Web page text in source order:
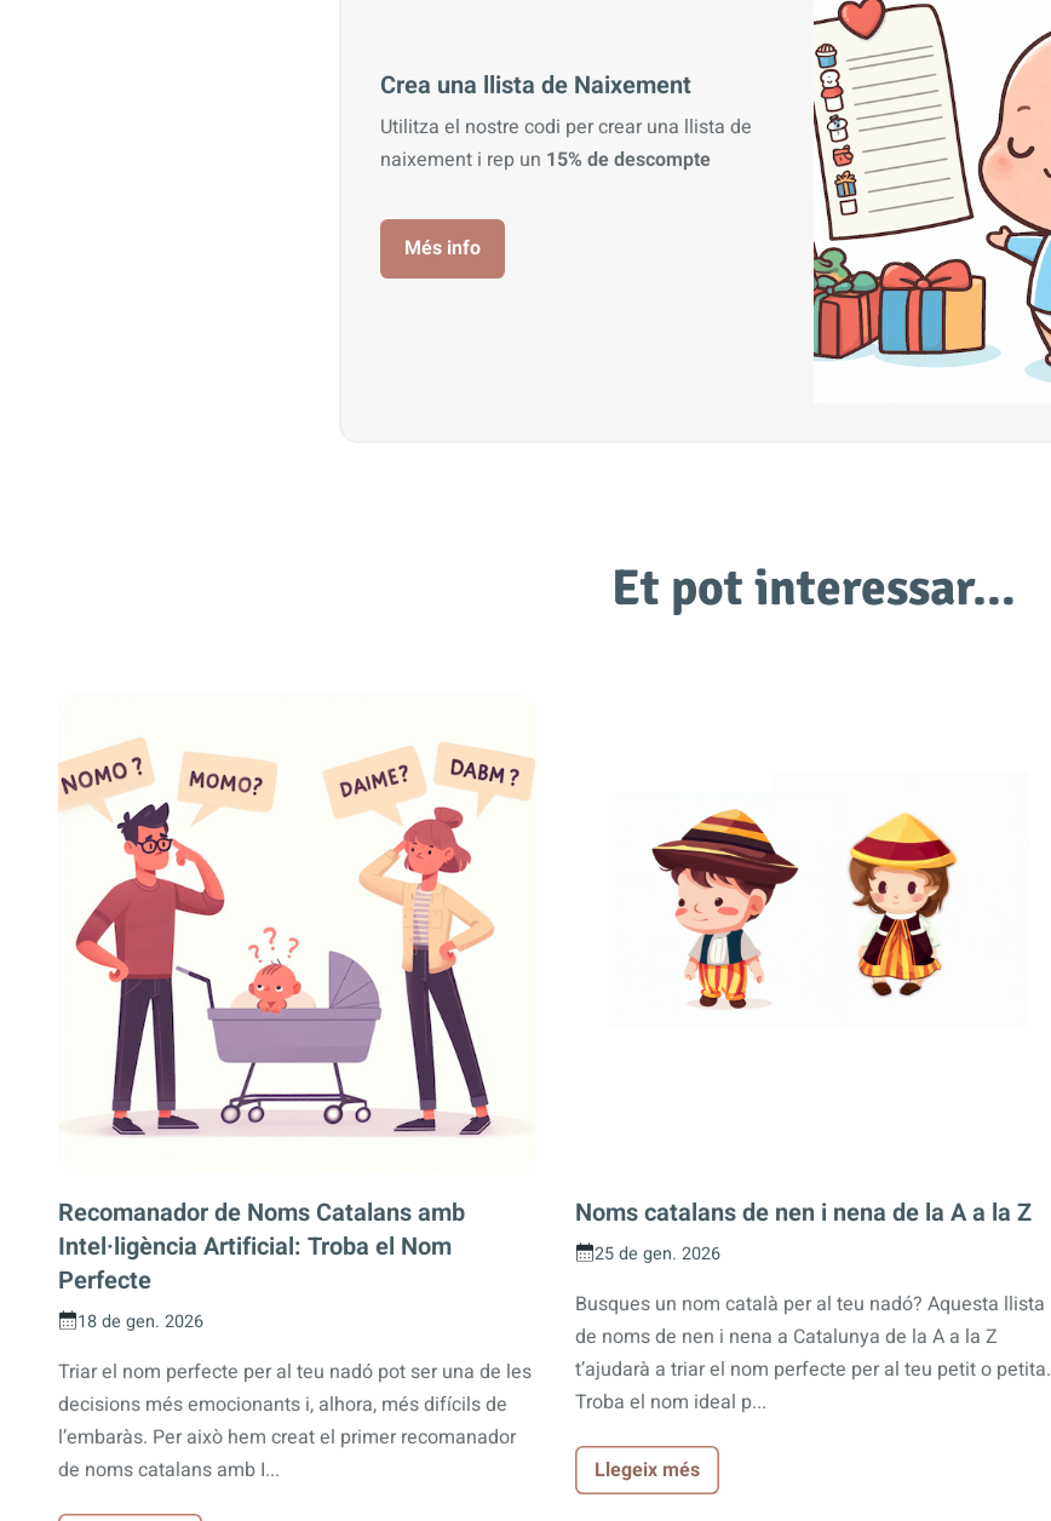
Crea una llista de Naixement
Utilitza el nostre codi per crear una llista de
naixement i rep un 15% de descompte
Més info
Et pot interessar…
Recomanador de Noms Catalans amb
Intel·ligència Artificial: Troba el Nom
Perfecte
18 de gen. 2026
Triar el nom perfecte per al teu nadó pot ser una de les
decisions més emocionants i, alhora, més difícils de
l’embaràs. Per això hem creat el primer recomanador
de noms catalans amb I...
Noms catalans de nen i nena de la A a la Z
25 de gen. 2026
Busques un nom català per al teu nadó? Aquesta llista
de noms de nen i nena a Catalunya de la A a la Z
t’ajudarà a triar el nom perfecte per al teu petit o petita.
Troba el nom ideal p...
Llegeix més